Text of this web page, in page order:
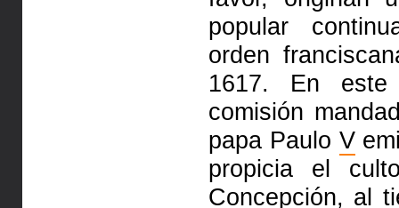
popular
orden
1617. En
comisión
papa Paulo V
propicia el
Concepción, al